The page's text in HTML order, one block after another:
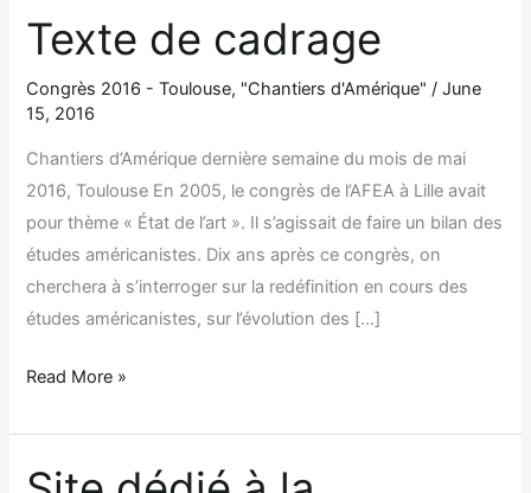
Texte de cadrage
Congrès 2016 - Toulouse, "Chantiers d'Amérique" /June
15, 2016
Chantiers d’Amérique dernière semaine du mois de mai
2016, Toulouse En 2005, le congrès de l’AFEA à Lille avait
pour thème « État de l’art ». Il s’agissait de faire un bilan des
études américanistes. Dix ans après ce congrès, on
cherchera à s’interroger sur la redéfinition en cours des
études américanistes, sur l’évolution des […]
Texte
cadrage
Read More »